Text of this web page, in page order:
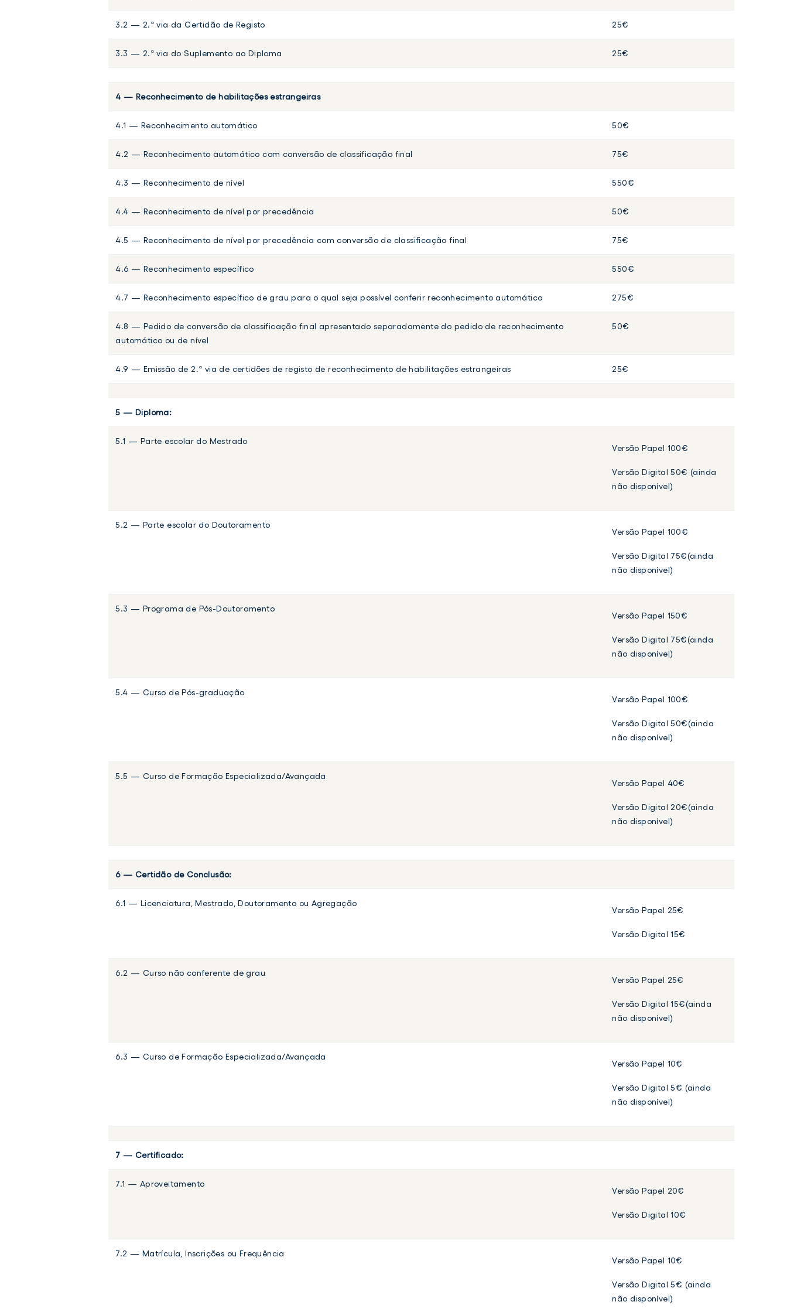
3.2 — 2.ª via da Certidão de Registo 25€
3.3 — 2.ª via do Suplemento ao Diploma 25€
4 — Reconhecimento de habilitações estrangeiras
4.1 — Reconhecimento automático 50€
4.2 — Reconhecimento automático com conversão de classificação final 75€
4.3 — Reconhecimento de nível 550€
4.4 — Reconhecimento de nível por precedência 50€
4.5 — Reconhecimento de nível por precedência com conversão de classificação final 75€
4.6 — Reconhecimento específico 550€
4.7 — Reconhecimento específico de grau para o qual seja possível conferir reconhecimento automático 275€
4.8 — Pedido de conversão de classificação final apresentado separadamente do pedido de reconhecimento
automático ou de nível
50€
4.9 — Emissão de 2.ª via de certidões de registo de reconhecimento de habilitações estrangeiras 25€
5 — Diploma:
5.1 — Parte escolar do Mestrado
Versão Papel 100€
Versão Digital 50€ (ainda
não disponível)
5.2 — Parte escolar do Doutoramento
Versão Papel 100€
Versão Digital 75€(ainda
não disponível)
5.3 — Programa de Pós-Doutoramento
Versão Papel 150€
Versão Digital 75€(ainda
não disponível)
5.4 — Curso de Pós-graduação
Versão Papel 100€
Versão Digital 50€(ainda
não disponível)
5.5 — Curso de Formação Especializada/Avançada
Versão Papel 40€
Versão Digital 20€(ainda
não disponível)
6 — Certidão de Conclusão:
6.1 — Licenciatura, Mestrado, Doutoramento ou Agregação
Versão Papel 25€
Versão Digital 15€
6.2 — Curso não conferente de grau
Versão Papel 25€
Versão Digital 15€(ainda
não disponível)
6.3 — Curso de Formação Especializada/Avançada
Versão Papel 10€
Versão Digital 5€ (ainda
não disponível)
7 — Certificado:
7.1 — Aproveitamento
Versão Papel 20€
Versão Digital 10€
7.2 — Matrícula, Inscrições ou Frequência
Versão Papel 10€
Versão Digital 5€ (ainda
não disponível)